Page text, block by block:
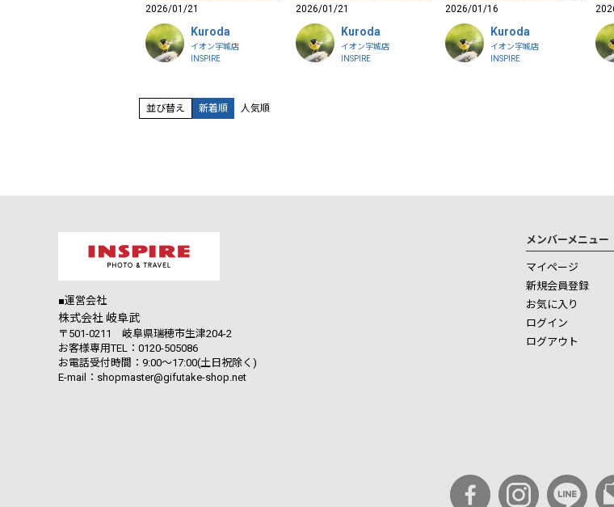
2026/01/21
Kuroda
イオン宇城店
INSPIRE
2026/01/21
Kuroda
イオン宇城店
INSPIRE
2026/01/16
Kuroda
イオン宇城店
INSPIRE
並び替え 新着順 人気順
■運営会社
株式会社 岐阜武
〒501-0211 岐阜県瑞穂市生津204-2
お客様専用TEL：0120-505086
お電話受付時間：9:00～17:00(土日祝除く)
E-mail：shopmaster@gifutake-shop.net
メンバーメニュー
マイページ
新規会員登録
お気に入り
ログイン
ログアウト